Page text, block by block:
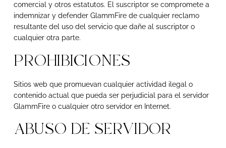
comercial y otros estatutos. El suscriptor se compromete a
indemnizar y defender GlammFire de cualquier reclamo
resultante del uso del servicio que dañe al suscriptor o
cualquier otra parte.
PROHIBICIONES
Sitios web que promuevan cualquier actividad ilegal o
contenido actual que pueda ser perjudicial para el servidor
GlammFire o cualquier otro servidor en Internet.
ABUSO DE SERVIDOR